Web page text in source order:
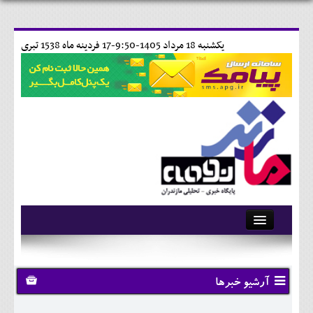
17 فردينه ماه 1538 تبری يکشنبه 18 مرداد 1405-9:50-
آرشیو
تماس با ما
وبلاگ
آرشیو خبرها